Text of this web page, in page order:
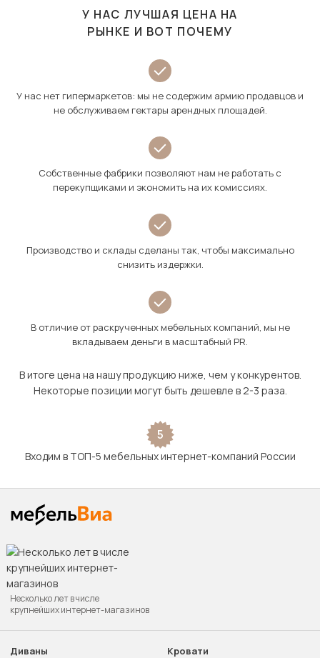
У НАС ЛУЧШАЯ ЦЕНА НА
РЫНКЕ И ВОТ ПОЧЕМУ
У нас нет гипермаркетов: мы не содержим армию продавцов и
не обслуживаем гектары арендных площадей.
Собственные фабрики позволяют нам не работать с
перекупщиками и экономить на их комиссиях.
Производство и склады сделаны так, чтобы максимально
снизить издержки.
В отличие от раскрученных мебельных компаний, мы не
вкладываем деньги в масштабный PR.
В итоге цена на нашу продукцию ниже, чем у конкурентов.
Некоторые позиции могут быть дешевле в 2-3 раза.
5
Входим в ТОП-5 мебельных интернет-компаний России
Несколько лет в числе
крупнейших интернет-магазинов
Диваны
Кровати